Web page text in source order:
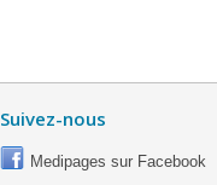
Suivez-nous
Medipages sur Facebook